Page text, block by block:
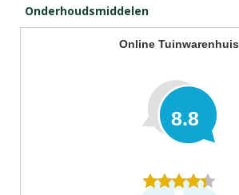
Onderhoudsmiddelen
Online Tuinwarenhuis
8.8